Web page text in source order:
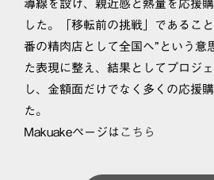
した。「移転前の挑戦」であるこ
番の精肉店として全国へ”という意
た表現に整え、結果としてプロジ
し、金額面だけでなく多くの応援
た。
Makuakeページはこちら